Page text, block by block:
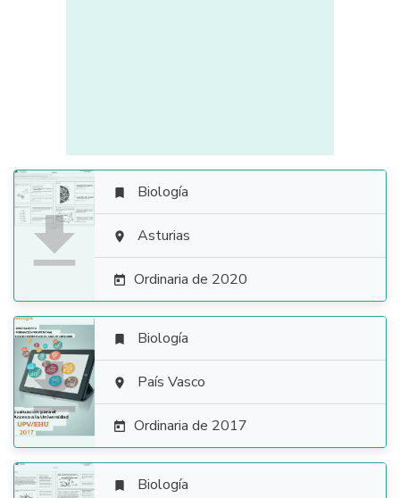

 Biología
 Asturias
 Ordinaria de 2020

 Biología
 País Vasco
 Ordinaria de 2017
 Biología